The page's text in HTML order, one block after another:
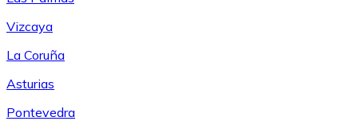
Vizcaya
La Coruña
Asturias
Pontevedra